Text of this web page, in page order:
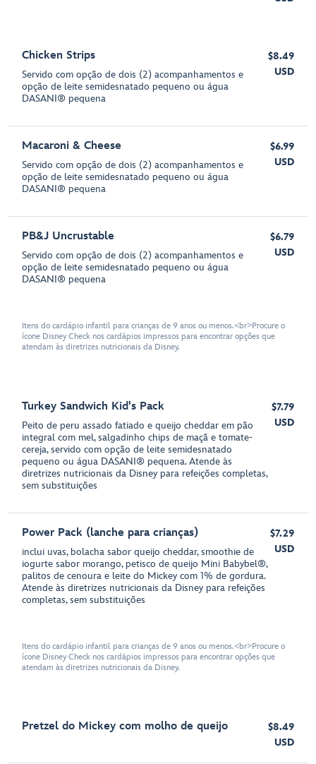
Chicken Strips
Servido com opção de dois (2) acompanhamentos e
opção de leite semidesnatado pequeno ou água
DASANI® pequena
$8.49
USD
Macaroni & Cheese
Servido com opção de dois (2) acompanhamentos e
opção de leite semidesnatado pequeno ou água
DASANI® pequena
$6.99
USD
PB&J Uncrustable
Servido com opção de dois (2) acompanhamentos e
opção de leite semidesnatado pequeno ou água
DASANI® pequena
$6.79
USD
Itens do cardápio infantil para crianças de 9 anos ou menos.<br>Procure o
ícone Disney Check nos cardápios impressos para encontrar opções que
atendam às diretrizes nutricionais da Disney.
Turkey Sandwich Kid's Pack
Peito de peru assado fatiado e queijo cheddar em pão
integral com mel, salgadinho chips de maçã e tomate-
cereja, servido com opção de leite semidesnatado
pequeno ou água DASANI® pequena. Atende às
diretrizes nutricionais da Disney para refeições completas,
sem substituições
$7.79
USD
Power Pack (lanche para crianças)
inclui uvas, bolacha sabor queijo cheddar, smoothie de
iogurte sabor morango, petisco de queijo Mini Babybel®,
palitos de cenoura e leite do Mickey com 1% de gordura.
Atende às diretrizes nutricionais da Disney para refeições
completas, sem substituições
$7.29
USD
Itens do cardápio infantil para crianças de 9 anos ou menos.<br>Procure o
ícone Disney Check nos cardápios impressos para encontrar opções que
atendam às diretrizes nutricionais da Disney.
Pretzel do Mickey com molho de queijo
$8.49
USD